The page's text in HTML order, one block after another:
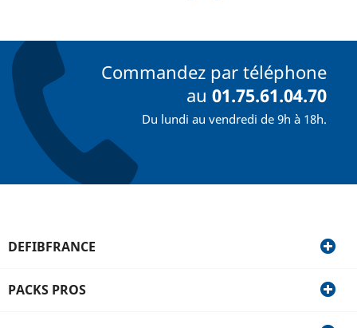
Commandez par téléphone
au01.75.61.04.70
Du lundi au vendredi de 9h à 18h.
DEFIBFRANCE
PACKS PROS